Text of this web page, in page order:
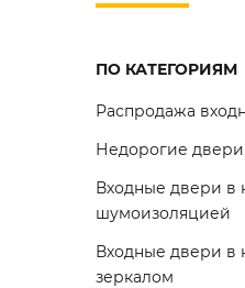
ПО КАТЕГОРИЯМ
Распродажа
Недорогие
Входные двери в
шумоизоляцией
Входные двери в
зеркалом